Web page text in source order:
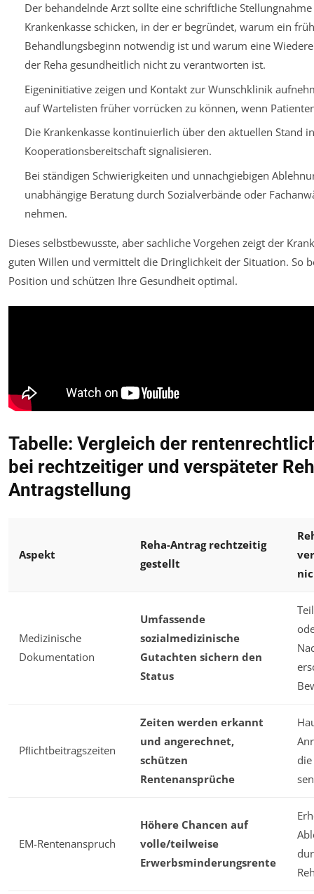
Der behandelnde Arzt sollte eine schriftliche
Krankenkasse schicken, in der er begründet, warum ein
Behandlungsbeginn notwendig ist und warum eine
der Reha gesundheitlich nicht zu verantworten ist.
Eigeninitiative zeigen und Kontakt zur Wunschklinik
auf Wartelisten früher vorrücken zu können, wenn
Die Krankenkasse kontinuierlich über den aktuellen Stand
Kooperationsbereitschaft signalisieren.
Bei ständigen Schwierigkeiten und unnachgiebigen
unabhängige Beratung durch Sozialverbände oder
nehmen.
Dieses selbstbewusste, aber sachliche Vorgehen zeigt der
guten Willen und vermittelt die Dringlichkeit der Situation. So
Position und schützen Ihre Gesundheit optimal.
Tabelle: Vergleich der
bei rechtzeitiger und verspäteter
Antragstellung
Aspekt
Reha-Antrag rechtzeitig
gestellt
Medizinische
Dokumentation
Umfassende
sozialmedizinische
Gutachten sichern den
Status
Pﬂichtbeitragszeiten
Zeiten werden erkannt
und angerechnet,
schützen
Rentenansprüche
EM-Rentenanspruch
Höhere Chancen auf
volle/teilweise
Erwerbsminderungsrente